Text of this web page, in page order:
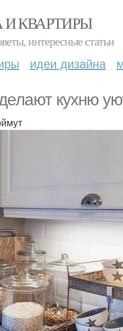
И КВАРТИРЫ
интересные статьи
идеи дизайна
кухню